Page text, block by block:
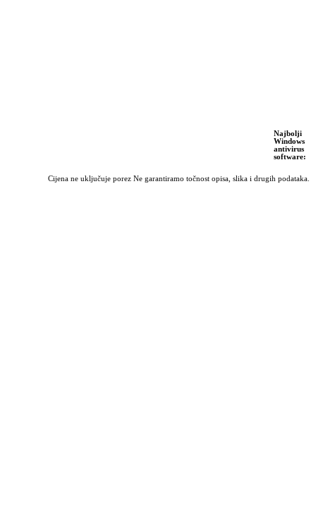
Najbolji
Windows
antivirus
software:
Cijena ne uključuje porez Ne garantiramo točnost opisa, slika i drugih podataka.